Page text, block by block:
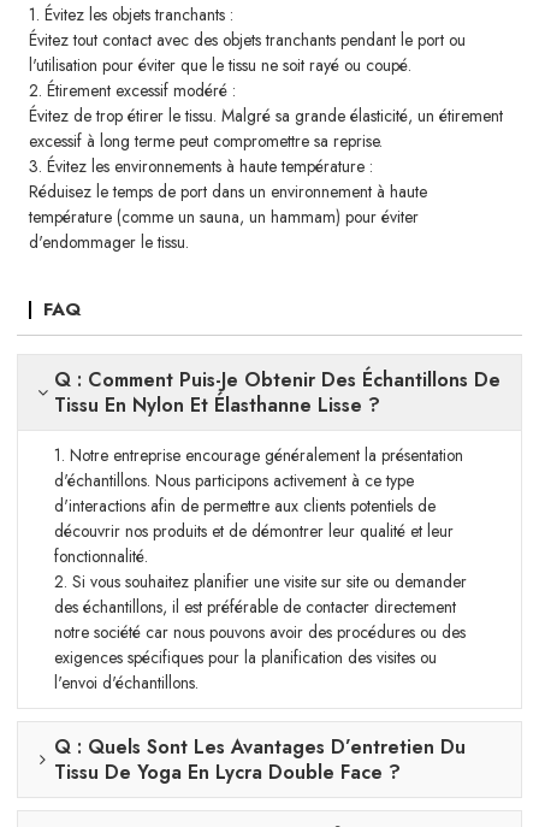
1. Évitez les objets tranchants :
Évitez tout contact avec des objets tranchants pendant le port ou
l'utilisation pour éviter que le tissu ne soit rayé ou coupé.
2. Étirement excessif modéré :
Évitez de trop étirer le tissu. Malgré sa grande élasticité, un étirement
excessif à long terme peut compromettre sa reprise.
3. Évitez les environnements à haute température :
Réduisez le temps de port dans un environnement à haute
température (comme un sauna, un hammam) pour éviter
d'endommager le tissu.
FAQ
Q : Comment Puis-Je Obtenir Des Échantillons De
Tissu En Nylon Et Élasthanne Lisse ?
1. Notre entreprise encourage généralement la présentation
d'échantillons. Nous participons activement à ce type
d'interactions afin de permettre aux clients potentiels de
découvrir nos produits et de démontrer leur qualité et leur
fonctionnalité.
2. Si vous souhaitez planifier une visite sur site ou demander
des échantillons, il est préférable de contacter directement
notre société car nous pouvons avoir des procédures ou des
exigences spécifiques pour la planification des visites ou
l'envoi d'échantillons.
Q : Quels Sont Les Avantages D’entretien Du
Tissu De Yoga En Lycra Double Face ?